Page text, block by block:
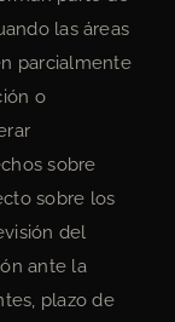
las áreas
parcialmente
o
sobre
sobre los
del
ante la
plazo de